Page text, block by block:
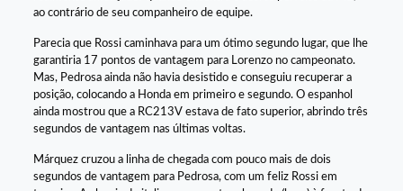
ao contrário de seu companheiro de equipe.
Parecia que Rossi caminhava para um ótimo segundo lugar, que lhe
garantiria 17 pontos de vantagem para Lorenzo no campeonato.
Mas, Pedrosa ainda não havia desistido e conseguiu recuperar a
posição, colocando a Honda em primeiro e segundo. O espanhol
ainda mostrou que a RC213V estava de fato superior, abrindo três
segundos de vantagem nas últimas voltas.
Márquez cruzou a linha de chegada com pouco mais de dois
segundos de vantagem para Pedrosa, com um feliz Rossi em